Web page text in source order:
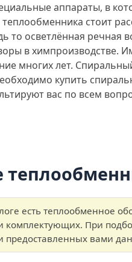
аппараты, в
стоит
осветлённая речная
в химпроизводстве.
многих лет.
купить
вас по всем
есть теплообменное
комплектующих. При
предоставленных вами